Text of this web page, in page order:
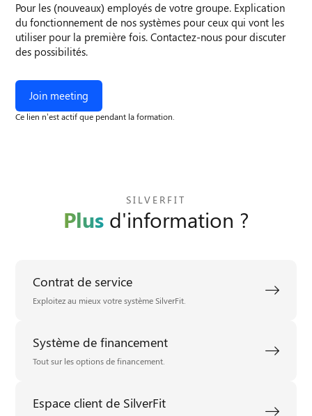
Pour les (nouveaux) employés de votre groupe. Explication
du fonctionnement de nos systèmes pour ceux qui vont les
utiliser pour la première fois. Contactez-nous pour discuter
des possibilités.
Join meeting
Ce lien n’est actif que pendant la formation.
SILVERFIT
Plus d'information ?
Contrat de service
Exploitez au mieux votre système SilverFit.
Système de financement
Tout sur les options de financement.
Espace client de SilverFit